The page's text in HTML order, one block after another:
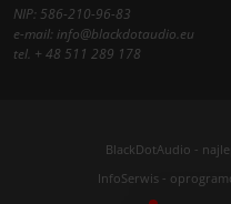
NIP: 586-210-96-83
e-mail:info@blackdotaudio.eu
tel. + 48 511 289 178
BlackDotAudio -
InfoSerwis-